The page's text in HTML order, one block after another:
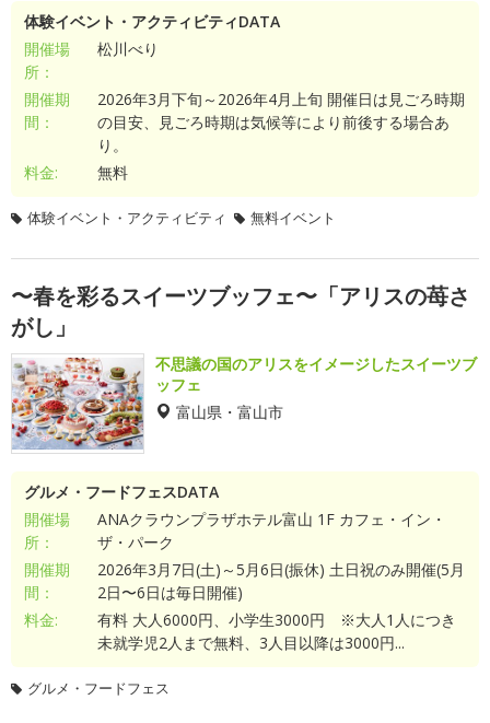
体験イベント・アクティビティDATA
開催場
所：
松川べり
開催期
間：
2026年3月下旬～2026年4月上旬 開催日は見ごろ時期
の目安、見ごろ時期は気候等により前後する場合あ
り。
料金:
無料
体験イベント・アクティビティ 無料イベント
〜春を彩るスイーツブッフェ〜「アリスの苺さ
がし」
不思議の国のアリスをイメージしたスイーツブ
ッフェ
富山県・富山市
グルメ・フードフェスDATA
開催場
所：
ANAクラウンプラザホテル富山 1F カフェ・イン・
ザ・パーク
開催期
間：
2026年3月7日(土)～5月6日(振休) 土日祝のみ開催(5月
2日〜6日は毎日開催)
料金:
有料 大人6000円、小学生3000円 ※大人1人につき
未就学児2人まで無料、3人目以降は3000円...
グルメ・フードフェス